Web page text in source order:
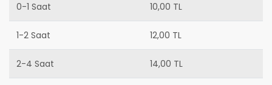
0-1 Saat 10,00 TL
1-2 Saat 12,00 TL
2-4 Saat 14,00 TL